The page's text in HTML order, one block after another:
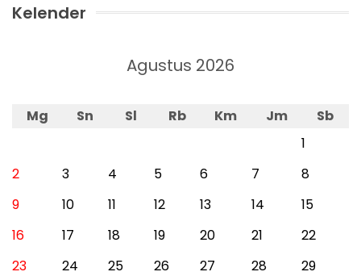
Kelender
Agustus 2026
Mg Sn Sl Rb Km Jm
Sb
1
2
3 4 5 6 7
8
9
10 11 12 13 14
15
16
17 18 19 20 21
22
23
24 25 26 27 28
29